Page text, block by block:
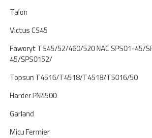
Talon
Victus CS45
Faworyt TS45/52/460/520 NAC SPS01-45/
45/SPS0152/
Topsun T4516/T4518/T4518/T5016/50
Harder PN4500
Garland
Micu Fermier